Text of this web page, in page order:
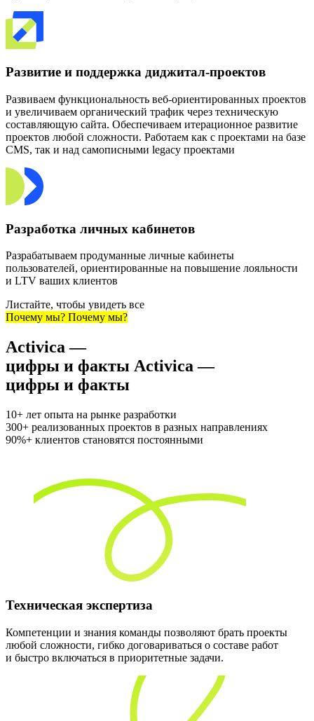
Развитие и поддержка диджитал-проектов
Развиваем функциональность веб-ориентированных проектов
и увеличиваем органический трафик через техническую
составляющую сайта. Обеспечиваем итерационное развитие
проектов любой сложности. Работаем как с проектами на базе
CMS, так и над самописными legacy проектами
Разработка личных кабинетов
Разрабатываем продуманные личные кабинеты
пользователей, ориентированные на повышение лояльности
и LTV ваших клиентов
Листайте, чтобы увидеть все
Почему мы? Почему мы?
Activica —
цифры и факты Activica —
цифры и факты
10+ лет опыта на рынке разработки
300+ реализованных проектов в разных направлениях
90%+ клиентов становятся постоянными
Техническая экспертиза
Компетенции и знания команды позволяют брать проекты
любой сложности, гибко договариваться о составе работ
и быстро включаться в приоритетные задачи.